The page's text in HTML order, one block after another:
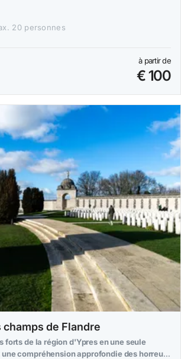
20 personnes
à partir de
€ 100
de Flandre
forts de la région d'Ypres en une seule
compréhension approfondie des horreurs